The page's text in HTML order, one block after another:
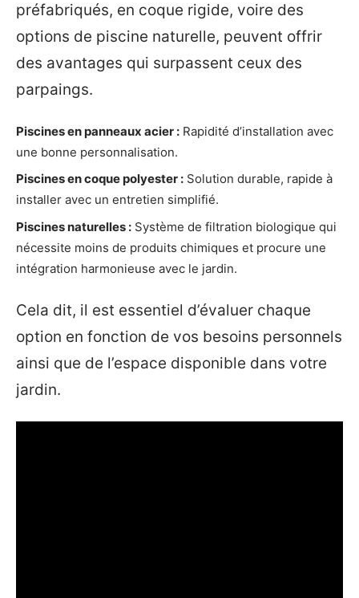
préfabriqués, en coque rigide, voire des
options de piscine naturelle, peuvent offrir
des avantages qui surpassent ceux des
parpaings.
Piscines en panneaux acier : Rapidité d’installation avec
une bonne personnalisation.
Piscines en coque polyester : Solution durable, rapide à
installer avec un entretien simplifié.
Piscines naturelles : Système de filtration biologique qui
nécessite moins de produits chimiques et procure une
intégration harmonieuse avec le jardin.
Cela dit, il est essentiel d’évaluer chaque
option en fonction de vos besoins personnels
ainsi que de l’espace disponible dans votre
jardin.